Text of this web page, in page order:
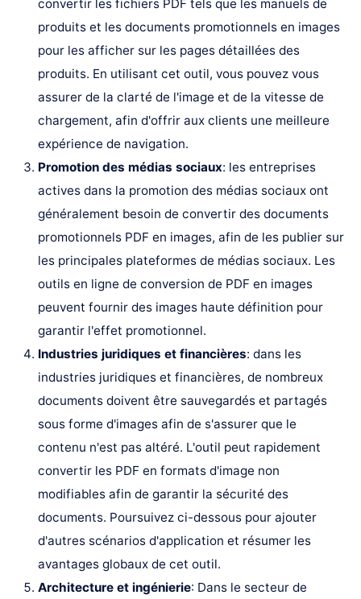
convertir les fichiers PDF tels que les manuels de
produits et les documents promotionnels en images
pour les afficher sur les pages détaillées des
produits. En utilisant cet outil, vous pouvez vous
assurer de la clarté de l'image et de la vitesse de
chargement, afin d'offrir aux clients une meilleure
expérience de navigation.
Promotion des médias sociaux: les entreprises
actives dans la promotion des médias sociaux ont
généralement besoin de convertir des documents
promotionnels PDF en images, afin de les publier sur
les principales plateformes de médias sociaux. Les
outils en ligne de conversion de PDF en images
peuvent fournir des images haute définition pour
garantir l'effet promotionnel.
Industries juridiques et financières: dans les
industries juridiques et financières, de nombreux
documents doivent être sauvegardés et partagés
sous forme d'images afin de s'assurer que le
contenu n'est pas altéré. L'outil peut rapidement
convertir les PDF en formats d'image non
modifiables afin de garantir la sécurité des
documents. Poursuivez ci-dessous pour ajouter
d'autres scénarios d'application et résumer les
avantages globaux de cet outil.
Architecture et ingénierie: Dans le secteur de